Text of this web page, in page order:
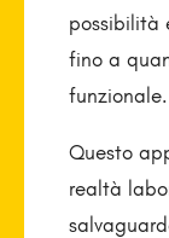
possibilità
fino a
funzionale.
Questo
realtà